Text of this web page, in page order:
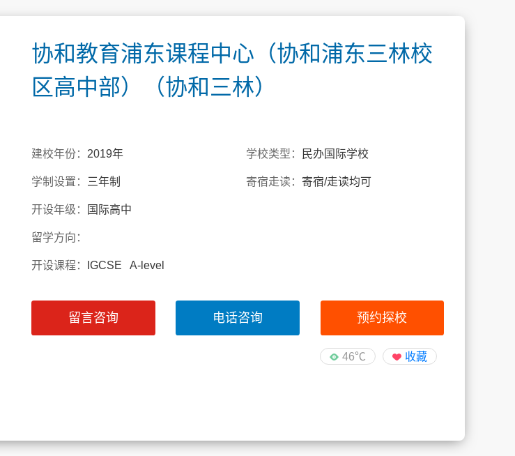
协和教育浦东课程中心（协和浦东三林校
区高中部）（协和三林）
建校年份： 2019年 学校类型： 民办国际学校
学制设置： 三年制 寄宿走读： 寄宿/走读均可
开设年级： 国际高中
留学方向：
开设课程： IGCSE A-level
留言咨询 电话咨询 预约探校
46℃ 收藏